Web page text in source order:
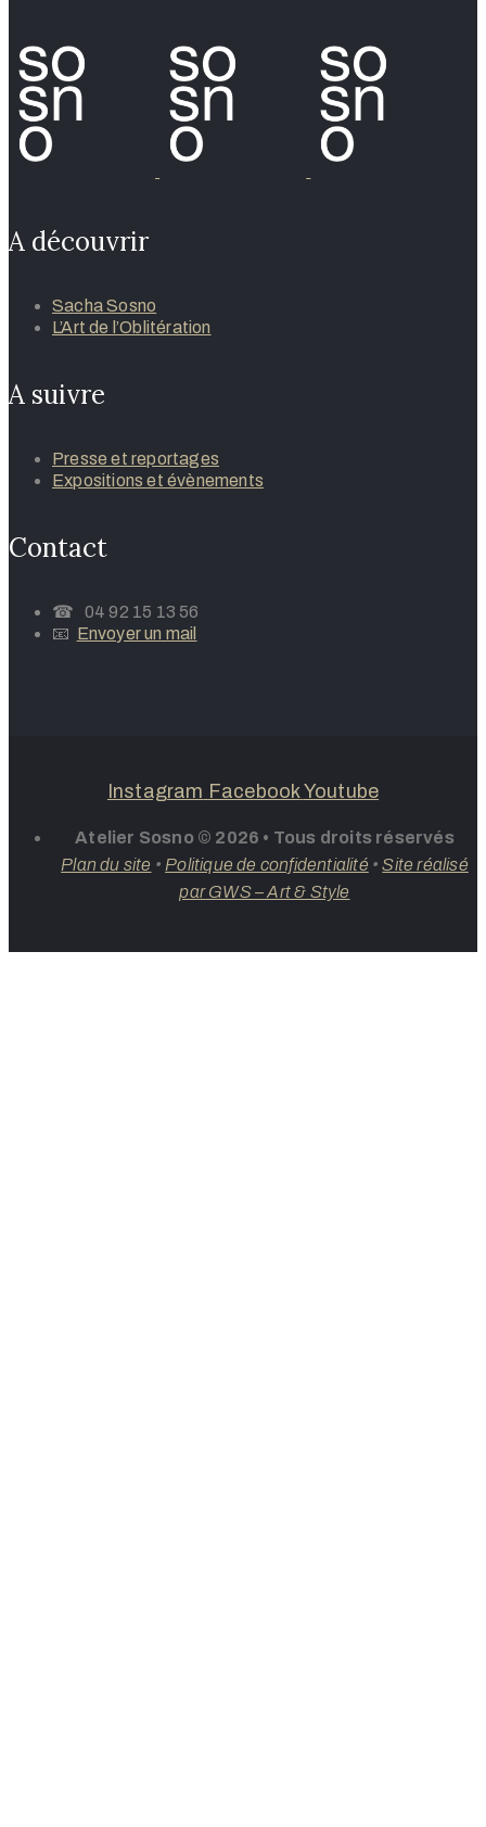
A découvrir
Sacha Sosno
L’Art de l’Oblitération
A suivre
Presse et reportages
Expositions et évènements
Contact
☎ 04 92 15 13 56
📧 Envoyer un mail
Instagram FacebookYoutube
Atelier Sosno © 2026 • Tous droits réservés
Plan du site • Politique de confidentialité •Site réalisé
par GWS – Art & Style